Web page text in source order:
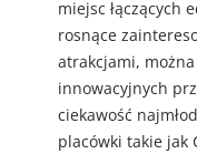
miejsc łączących
rosnące
atrakcjami,
innowacyjnych
ciekawość
placówki takie jak